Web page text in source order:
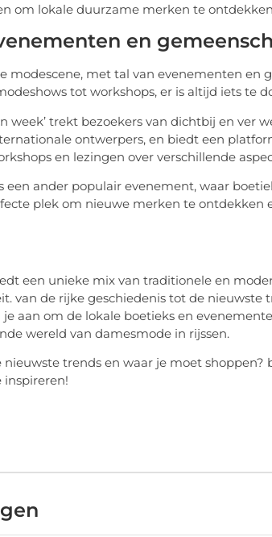
om lokale duurzame merken te
en
modescene, met tal van evenementen en
tot workshops, er is altijd iets te
week’ trekt bezoekers van dichtbij en ver
ontwerpers, en biedt een
en lezingen over verschillende
een ander populair evenement, waar
plek om nieuwe merken te ontdekken
een unieke mix van traditionele en
van de rijke geschiedenis tot de nieuwste
aan om de lokale boetieks en
wereld van damesmode in rijssen.
trends en waar je moet shoppen?
inspireren!